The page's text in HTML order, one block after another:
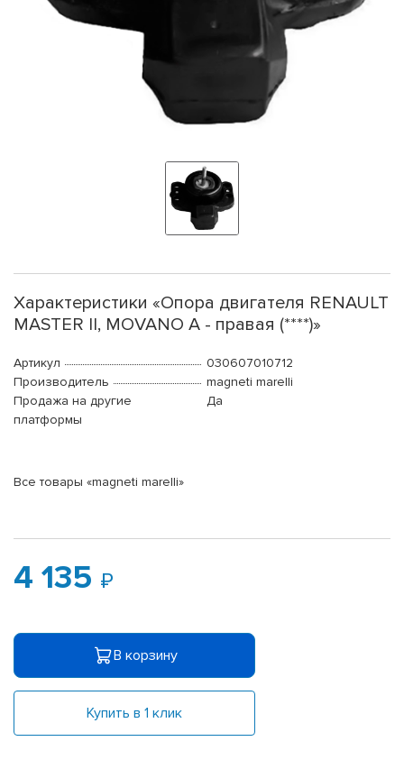
Характеристики «Опора двигателя RENAULT
MASTER II, MOVANO A - правая (****)»
Артикул
030607010712
Производитель
magneti marelli
Продажа на другие
платформы
Да
Все товары «magneti marelli»
4 135
В корзину
Купить в 1 клик